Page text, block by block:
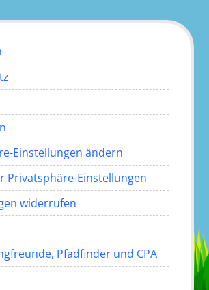
Einstellungen ändern
Privatsphäre-Einstellungen
widerrufen
Pfadfinder und CPA